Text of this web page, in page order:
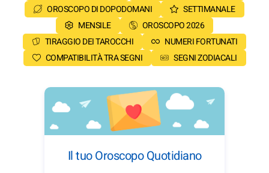
OROSCOPO DI DOPODOMANI
SETTIMANALE
MENSILE
OROSCOPO 2026
TIRAGGIO DEI TAROCCHI
NUMERI FORTUNATI
COMPATIBILITÀ TRA SEGNI
SEGNI ZODIACALI
Il tuo Oroscopo Quotidiano